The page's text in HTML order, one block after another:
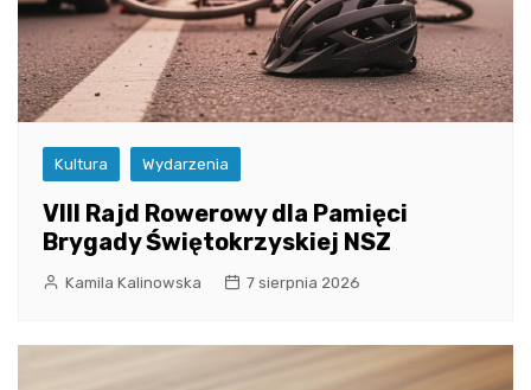
Kultura Wydarzenia
VIII Rajd Rowerowy dla Pamięci
Brygady Świętokrzyskiej NSZ
Kamila Kalinowska 7 sierpnia 2026